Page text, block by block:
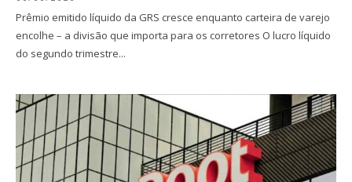
Prêmio emitido líquido da GRS cresce enquanto carteira de varejo
encolhe – a divisão que importa para os corretores O lucro líquido
do segundo trimestre...